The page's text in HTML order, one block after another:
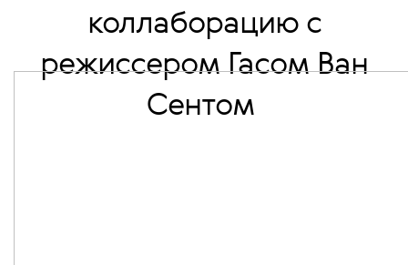
коллаборацию c
режиссером Гасом Ван
Сентом